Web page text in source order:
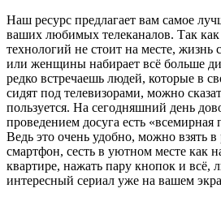
Наш ресурс предлагает вам самое
ваших любимых телеканалов. Так
технологий не стоит на месте,
или женщины набирает всё больше
редко встречаешь людей, которые в
сидят под телевизорами, можно
пользуется. На сегодняшний день
проведением досуга есть «всемирная
Ведь это очень удобно, можно взять
смартфон, сесть в уютном месте как
квартире, нажать пару кнопок и всё,
интересный сериал уже на вашем